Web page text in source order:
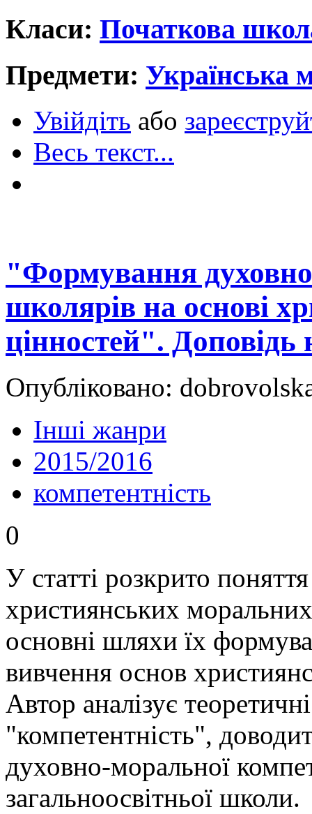
Класи: Початкова
Предмети: Українська
Увійдіть або
Весь текст...
"Формування
школярів на основі
цінностей".
Опубліковано:
Інші жанри
2015/2016
компетентність
0
У статті розкрито
християнських
основні шляхи їх
вивчення основ
Автор аналізує
"компетентність",
духовно-моральної
загальноосвітньої школи.